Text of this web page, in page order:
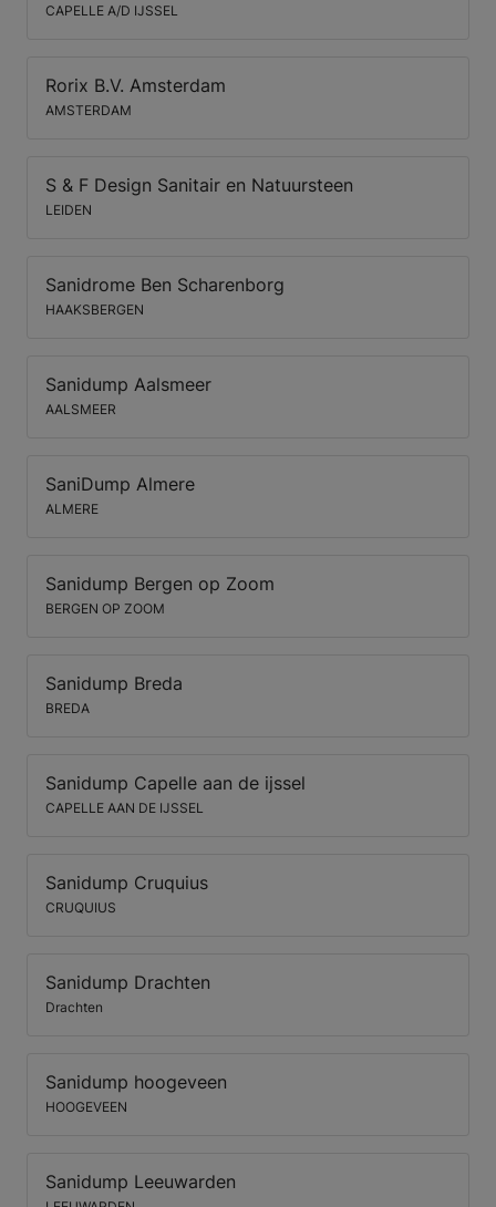
CAPELLE A/D IJSSEL
Rorix B.V. Amsterdam
AMSTERDAM
S & F Design Sanitair en Natuursteen
LEIDEN
Sanidrome Ben Scharenborg
HAAKSBERGEN
Sanidump Aalsmeer
AALSMEER
SaniDump Almere
ALMERE
Sanidump Bergen op Zoom
BERGEN OP ZOOM
Sanidump Breda
BREDA
Sanidump Capelle aan de ijssel
CAPELLE AAN DE IJSSEL
Sanidump Cruquius
CRUQUIUS
Sanidump Drachten
Drachten
Sanidump hoogeveen
HOOGEVEEN
Sanidump Leeuwarden